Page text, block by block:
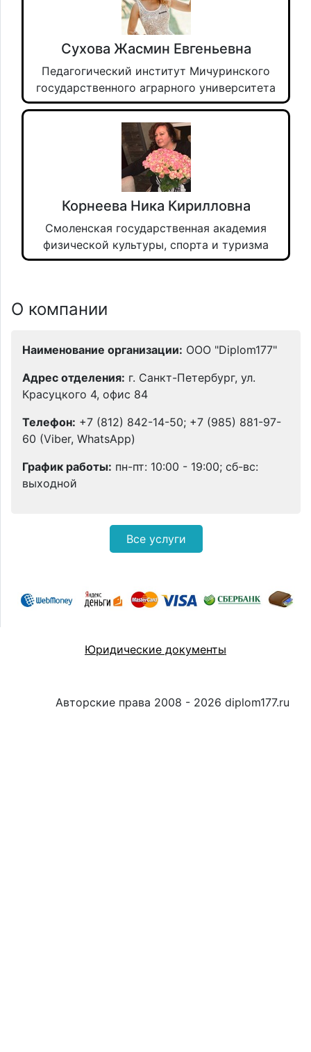
Сухова Жасмин Евгеньевна
Педагогический институт Мичуринского
государственного аграрного университета
Корнеева Ника Кирилловна
Смоленская государственная академия
физической культуры, спорта и туризма
О компании
Наименование организации: ООО "Diplom177"
Адрес отделения: г. Санкт-Петербург, ул.
Красуцкого 4, офис 84
Телефон: +7 (812) 842-14-50; +7 (985) 881-97-
60 (Viber, WhatsApp)
График работы: пн-пт: 10:00 - 19:00; сб-вс:
выходной
Все услуги
Юридические документы
Авторские права 2008 - 2026 diplom177.ru